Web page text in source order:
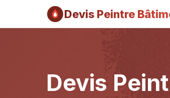
Devis Peintre
Devis